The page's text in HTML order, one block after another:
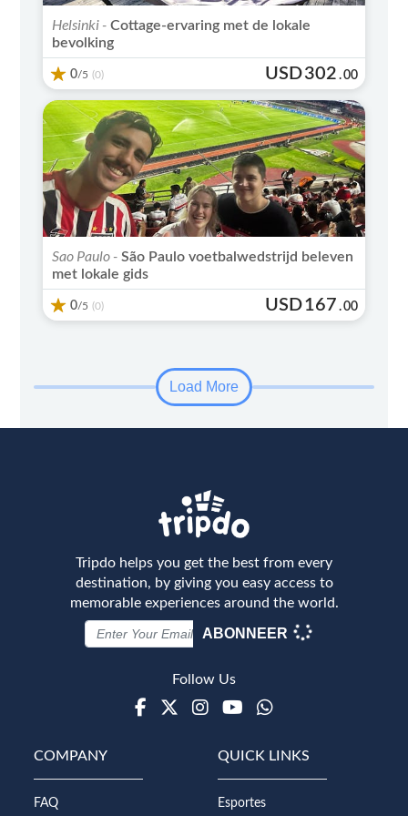
Helsinki - Cottage-ervaring met de lokale
bevolking
0/5 (0) USD302 .00
Sao Paulo - São Paulo voetbalwedstrijd beleven
met lokale gids
0/5 (0) USD167 .00
Load More
Tripdo helps you get the best from every
destination, by giving you easy access to
memorable experiences around the world.
ABONNEER
Follow Us
Facebook
TwitterInstagramYoutube
WhatsApp
COMPANY
FAQ
QUICK LINKS
Esportes